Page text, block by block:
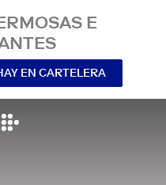
E
EN CARTELERA